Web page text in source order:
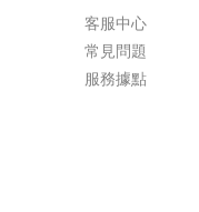
客服中心
常見問題
服務據點